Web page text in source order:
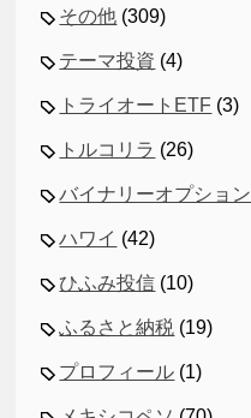
その他 (309)
テーマ投資 (4)
トライオートETF (3)
トルコリラ (26)
バイナリーオプション
ハワイ (42)
ひふみ投信 (10)
ふるさと納税 (19)
プロフィール (1)